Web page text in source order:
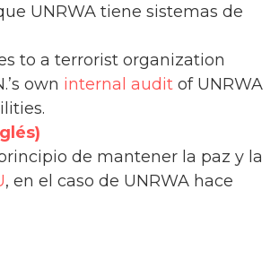
UNRWA tiene sistemas de
to a terrorist organization
own internal audit of UNRWA
de mantener la paz y la
, en el caso de UNRWA hace